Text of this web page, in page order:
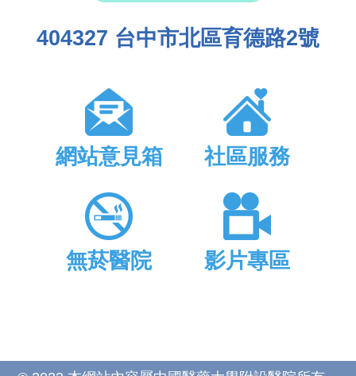
404327 台中市北區育德路2號
網站意見箱 社區服務
無菸醫院 影片專區